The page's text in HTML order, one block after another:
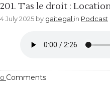
201. T’as le droit :
4 July 2025 by gaitegal in Podcast
0 Comments